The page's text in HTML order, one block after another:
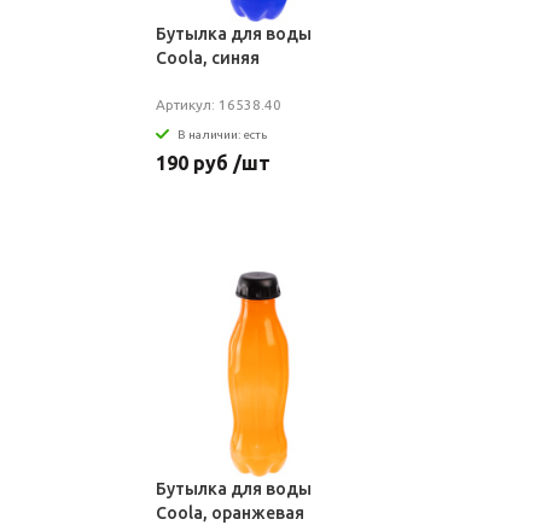
Бутылка для воды
Coola, синяя
Артикул: 16538.40
В наличии: есть
190 руб /шт
Бутылка для воды
Coola, оранжевая